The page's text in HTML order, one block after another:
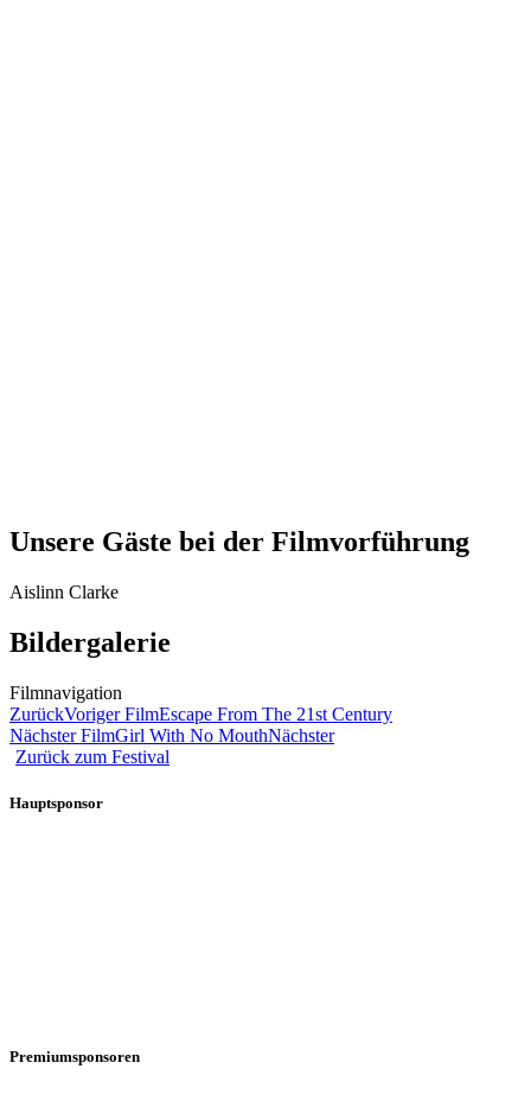
Unsere Gäste bei der Filmvorführung
Aislinn Clarke
Bildergalerie
Filmnavigation
ZurückVoriger FilmEscape From The 21st Century
Nächster FilmGirl With No MouthNächster
Zurück zum Festival
Hauptsponsor
Premiumsponsoren